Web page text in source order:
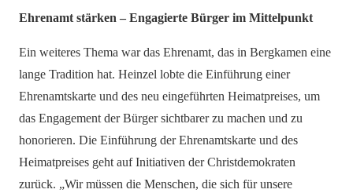
Ehrenamt stärken – Engagierte Bürger im Mittelpunkt
Ein weiteres Thema war das Ehrenamt, das in Bergkamen eine
lange Tradition hat. Heinzel lobte die Einführung einer
Ehrenamtskarte und des neu eingeführten Heimatpreises, um
das Engagement der Bürger sichtbarer zu machen und zu
honorieren. Die Einführung der Ehrenamtskarte und des
Heimatpreises geht auf Initiativen der Christdemokraten
zurück. „Wir müssen die Menschen, die sich für unsere